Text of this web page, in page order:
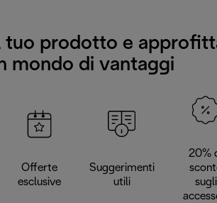
tuo prodotto e
mondo di vantaggi
Offerte
esclusive
Suggerimenti
utili
20%
sugli